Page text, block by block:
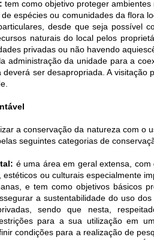
tem como objetivo proteger
espécies ou comunidades da flora
desde que seja possível
naturais do local pelos
privadas ou não havendo
administração da unidade para a
ser desapropriada. A visitação
a conservação da natureza com o
seguintes categorias de
é uma área em geral extensa,
estéticos ou culturais especialmente
e tem como objetivos básicos
a sustentabilidade do uso
sendo que nesta,
para a sua utilização em
condições para a realização de